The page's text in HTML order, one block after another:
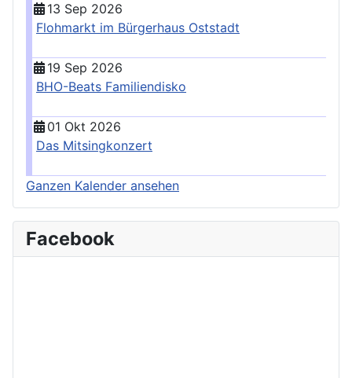
13 Sep 2026
Flohmarkt im Bürgerhaus Oststadt
19 Sep 2026
BHO-Beats Familiendisko
01 Okt 2026
Das Mitsingkonzert
Ganzen Kalender ansehen
Facebook